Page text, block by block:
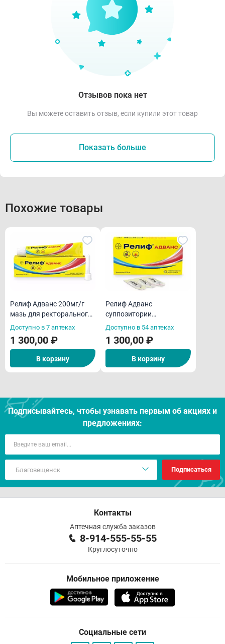
Отзывов пока нет
Вы можете оставить отзыв, если купили этот товар
Показать больше
Похожие товары
Релиф Адванс 200мг/г
мазь для ректорального
и для наружного
28,4г
Доступно в 7 аптеках
1 300,00 ₽
В корзину
Релиф Адванс
суппозитории
ректальные N10
Доступно в 54 аптеках
1 300,00 ₽
В корзину
Подписывайтесь, чтобы узнавать первым об акцияx и
предложениях:
Подписаться
Контакты
Аптечная служба заказов
8-914-555-55-55
Круглосуточно
Мобильное приложение
Социальные сети